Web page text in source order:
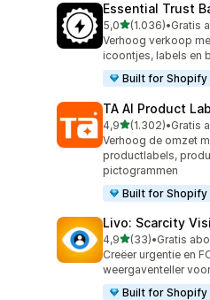
Essential Trust
5,0van 5 sterren
(1.036)
1036 recensies in
•
Verhoog verkoop
icoontjes, labels en
Built for Shopify
TA AI Product
4,9van 5 sterren
(1.302)
1302 recensies in
•
Verhoog de omzet
productlabels,
pictogrammen
Built for Shopify
Livo: Scarcity
4,9van 5 sterren
(33)
33 recensies in
•
Creëer urgentie en
weergaventeller
Built for Shopify